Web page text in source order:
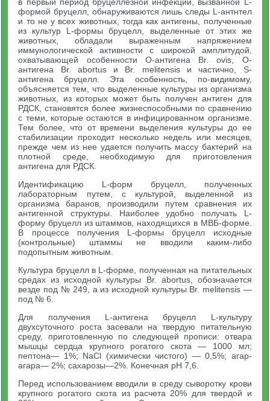
формой бруцелл, обнаруживаются лишь следы L-антнтел
и то не у всех животных, тогда как антигены, полученные
из культур L-формы бруцелл, выделенные от этих же
животных, обладали выраженным напряжением
иммунологической активности с широкой амплитудой,
охватывающей особенности О-антигена Br. ovis, О-
антигена Br. abortus и Br. melitensis и частично, S-
антигена бруцелл. Эта особенность, по-видимому,
объясняется тем, что выделенные культуры из организма
животных, из которых может быть получен антиген для
РДСК, становятся более жизнеспособными по сравнению
с теми, которые остаются в инфицированном организме.
Тем более, что от времени выделения культуры до ее
стабилизации проходит несколько недель или месяцев,
прежде чем из нее удается получить массу бактерий на
плотной среде, необходимую для приготовления
антигена для РДСК.
Идентификацию L-форм бруцелл, полученных
лабораторным путем, с культурой, выделенной из
организма баранов, производили путем сравнения их
антигенной структуры. Наиболее удобно получать L-
форму бруцелл из штаммов, находящихся в МВБ-форме.
В процессе получения L-формы бруцелл исходные
(контрольные) штаммы не вводили каким-либо
подопытным животным.
Культура бруцелл в L-форме, полученная на питательных
средах из исходной культуры Br. abortus, обозначается
везде под № 249, а из исходной культуры Br. melitensis —
под № 6.
Для получения L-антигена бруцелл L-культуру
двухсуточного роста засевали на твердую питательную
среду, приготовленную по следующей прописи: отвара
мышцы сердца крупного рогатого скота — 1000 мл;
пептона— 1%; NaCl (химически чистого) — 0,5%; агар-
агара— 2%; сахарозы—2%. Конечная pH 7,6.
Перед использованием вводили в среду сыворотку крови
крупного рогатого скота из расчета 20% для твердой и